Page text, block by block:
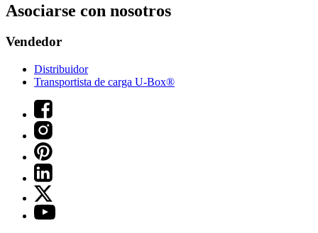
Asociarse con nosotros
Vendedor
Distribuidor
Transportista de carga U-Box®